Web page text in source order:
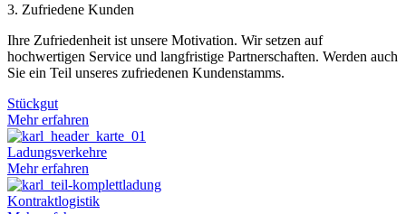
3. Zufriedene Kunden
Ihre Zufriedenheit ist unsere Motivation. Wir setzen auf
hochwertigen Service und langfristige Partnerschaften. Werden auch
Sie ein Teil unseres zufriedenen Kundenstamms.
Stückgut
Mehr erfahren
Ladungsverkehre
Mehr erfahren
Kontraktlogistik